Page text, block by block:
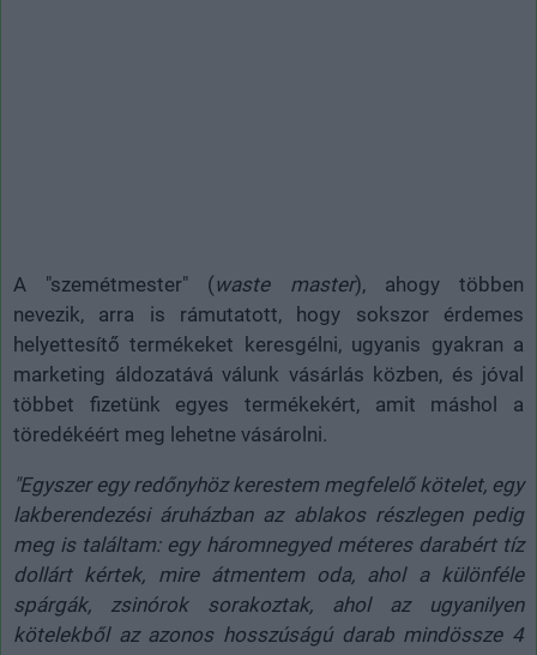
A "szemétmester" ( waste master), ahogy többen
nevezik, arra is rámutatott, hogy sokszor érdemes
helyettesítő termékeket keresgélni, ugyanis gyakran a
marketing áldozatává válunk vásárlás közben, és jóval
többet fizetünk egyes termékekért, amit máshol a
töredékéért meg lehetne vásárolni.
"Egyszer egy redőnyhöz kerestem megfelelő kötelet, egy
lakberendezési áruházban az ablakos részlegen pedig
meg is találtam: egy háromnegyed méteres darabért tíz
dollárt kértek, mire átmentem oda, ahol a különféle
spárgák, zsinórok sorakoztak, ahol az ugyanilyen
kötelekből az azonos hosszúságú darab mindössze 4